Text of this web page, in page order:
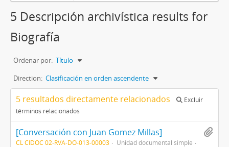
5 Descripción archivística results for
Biografía
Ordenar por: Título
Direction: Clasificación en orden ascendente
5 resultados directamente relacionados
Excluir
términos relacionados
[Conversación con Juan Gomez Millas]
CL CIDOC 02-RVA-DO-013-00003
Unidad documental simple